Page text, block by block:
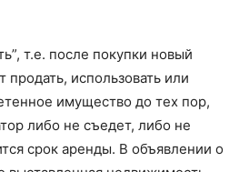
т.е. после покупки новый
использовать или
имущество до тех пор,
либо не съедет, либо не
срок аренды. В объявлении о